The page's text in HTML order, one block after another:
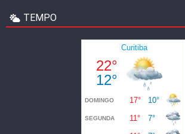
TEMPO